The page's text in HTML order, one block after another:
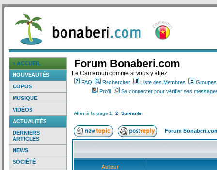
> ACCUEIL
NOUVEAUTÉS
COPOS
MUSIQUE
VIDÉOS
ACTUALITÉS
DERNIERS
ARTICLES
NEWS
SOCIÉTÉ
Forum Bonaberi.com
Le Cameroun comme si vous y étiez
FAQ Rechercher Liste des Membres
Profil
Se connecter pour vérifier ses
Aller à la page 1 2 Suivante
Forum
Auteur